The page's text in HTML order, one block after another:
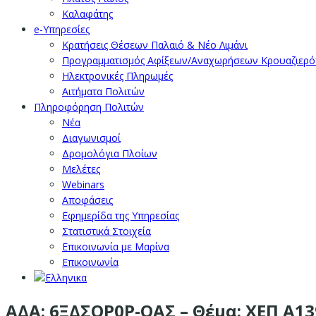
Καλαφάτης
e-Υπηρεσίες
Κρατήσεις Θέσεων Παλαιό & Νέο Λιμάνι
Προγραμματισμός Αφίξεων/Αναχωρήσεων
Ηλεκτρονικές Πληρωμές
Αιτήματα Πολιτών
Πληροφόρηση Πολιτών
Νέα
Διαγωνισμοί
Δρομολόγια Πλοίων
Μελέτες
Webinars
Αποφάσεις
Εφημερίδα της Υπηρεσίας
Στατιστικά Στοιχεία
Επικοινωνία με Μαρίνα
Επικοινωνία
ΑΔΑ: 6ΞΔΣΟΡ0Ρ-ΟΑΣ – Θέμα: ΧΕΠ